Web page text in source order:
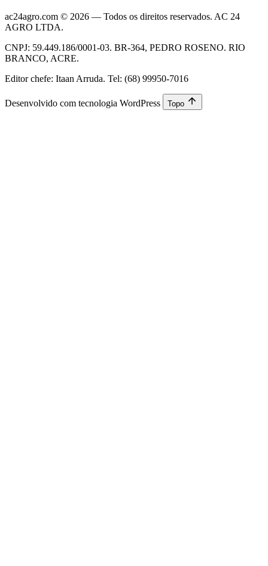
ac24agro.com © 2026 — Todos os direitos reservados. AC 24
AGRO LTDA.
CNPJ: 59.449.186/0001-03. BR-364, PEDRO ROSENO. RIO
BRANCO, ACRE.
Editor chefe: Itaan Arruda. Tel: (68) 99950-7016
Desenvolvido com tecnologia WordPress Topo